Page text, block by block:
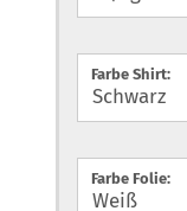
Farbe Shirt:
Farbe Folie: